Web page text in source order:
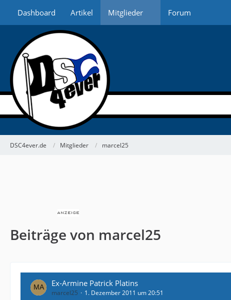
Dashboard Artikel Mitglieder Forum
DSC4ever.de Mitglieder marcel25
Beiträge von marcel25
Ex-Armine Patrick Platins
marcel25 1. Dezember 2011 um 20:51